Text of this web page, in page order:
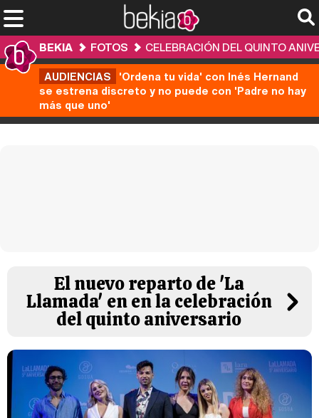
BEKIA FOTOS
CELEBRACIÓN DEL QUINTO
AUDIENCIAS 'Ordena tu vida' con Inés Hernand
se estrena discreto y no puede con 'Padre no hay
más que uno'
El nuevo reparto de 'La
Llamada' en en la celebración
del quinto aniversario